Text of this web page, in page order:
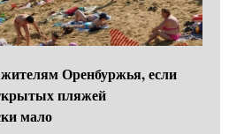
Оренбуржья, если
пляжей
мало